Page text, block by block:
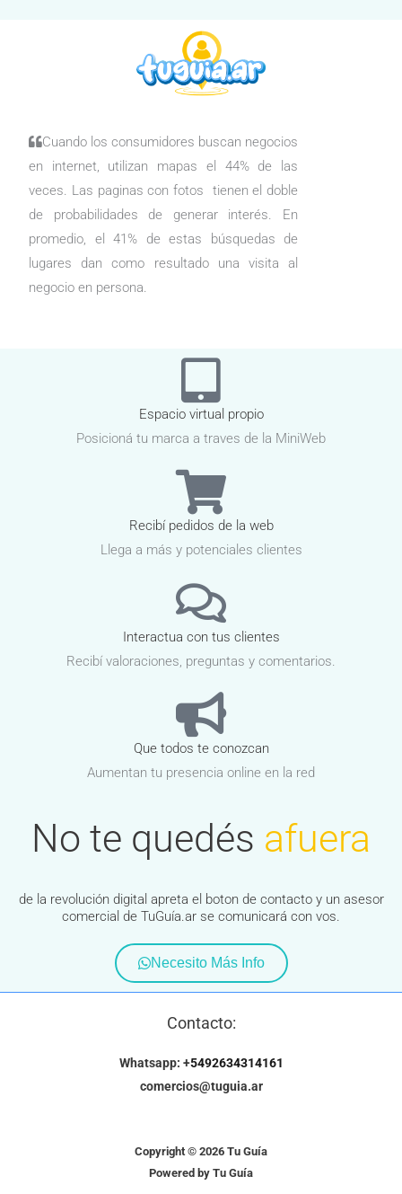
Cuando los consumidores buscan negocios
en internet, utilizan mapas el 44% de las
veces. Las paginas con fotos tienen el doble
de probabilidades de generar interés. En
promedio, el 41% de estas búsquedas de
lugares dan como resultado una visita al
negocio en persona.
Espacio virtual propio
Posicioná tu marca a traves de la MiniWeb
Recibí pedidos de la web
Llega a más y potenciales clientes
Interactua con tus clientes
Recibí valoraciones, preguntas y comentarios.
Que todos te conozcan
Aumentan tu presencia online en la red
No te quedés afuera
de la revolución digital apreta el boton de contacto y un asesor
comercial de TuGuía.ar se comunicará con vos.
Necesito Más Info
Contacto:
Whatsapp: +5492634314161
comercios@tuguia.ar
Copyright © 2026 Tu Guía
Powered by Tu Guía